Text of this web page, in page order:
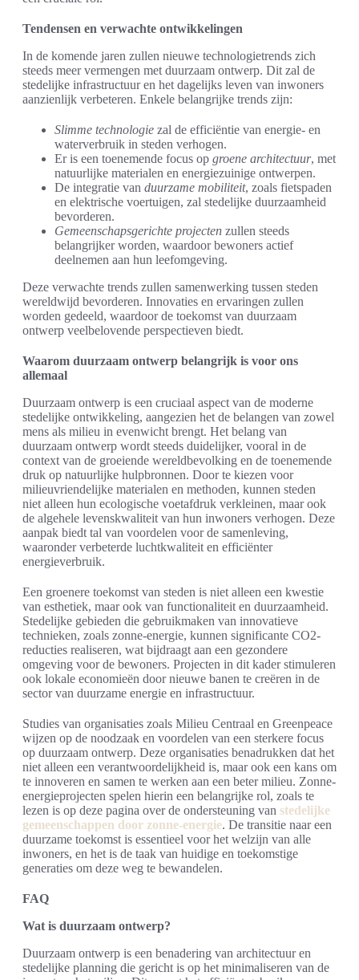
Tendensen en verwachte ontwikkelingen
In de komende jaren zullen nieuwe technologietrends zich
steeds meer vermengen met duurzaam ontwerp. Dit zal de
stedelijke infrastructuur en het dagelijks leven van inwoners
aanzienlijk verbeteren. Enkele belangrijke trends zijn:
Slimme technologie zal de efficiëntie van energie- en
waterverbruik in steden verhogen.
Er is een toenemende focus op groene architectuur, met
natuurlijke materialen en energiezuinige ontwerpen.
De integratie van duurzame mobiliteit, zoals fietspaden
en elektrische voertuigen, zal stedelijke duurzaamheid
bevorderen.
Gemeenschapsgerichte projecten zullen steeds
belangrijker worden, waardoor bewoners actief
deelnemen aan hun leefomgeving.
Deze verwachte trends zullen samenwerking tussen steden
wereldwijd bevorderen. Innovaties en ervaringen zullen
worden gedeeld, waardoor de toekomst van duurzaam
ontwerp veelbelovende perspectieven biedt.
Waarom duurzaam ontwerp belangrijk is voor ons
allemaal
Duurzaam ontwerp is een cruciaal aspect van de moderne
stedelijke ontwikkeling, aangezien het de belangen van zowel
mens als milieu in evenwicht brengt. Het belang van
duurzaam ontwerp wordt steeds duidelijker, vooral in de
context van de groeiende wereldbevolking en de toenemende
druk op natuurlijke hulpbronnen. Door te kiezen voor
milieuvriendelijke materialen en methoden, kunnen steden
niet alleen hun ecologische voetafdruk verkleinen, maar ook
de algehele levenskwaliteit van hun inwoners verhogen. Deze
aanpak biedt tal van voordelen voor de samenleving,
waaronder verbeterde luchtkwaliteit en efficiënter
energieverbruik.
Een groenere toekomst van steden is niet alleen een kwestie
van esthetiek, maar ook van functionaliteit en duurzaamheid.
Stedelijke gebieden die gebruikmaken van innovatieve
technieken, zoals zonne-energie, kunnen significante CO2-
reducties realiseren, wat bijdraagt aan een gezondere
omgeving voor de bewoners. Projecten in dit kader stimuleren
ook lokale economieën door nieuwe banen te creëren in de
sector van duurzame energie en infrastructuur.
Studies van organisaties zoals Milieu Centraal en Greenpeace
wijzen op de noodzaak en voordelen van een sterkere focus
op duurzaam ontwerp. Deze organisaties benadrukken dat het
niet alleen een verantwoordelijkheid is, maar ook een kans om
te innoveren en samen te werken aan een beter milieu. Zonne-
energieprojecten spelen hierin een belangrijke rol, zoals te
lezen is op deze pagina over de ondersteuning van stedelijke
gemeenschappen door zonne-energie. De transitie naar een
duurzame toekomst is essentieel voor het welzijn van alle
inwoners, en het is de taak van huidige en toekomstige
generaties om deze weg te bewandelen.
FAQ
Wat is duurzaam ontwerp?
Duurzaam ontwerp is een benadering van architectuur en
stedelijke planning die gericht is op het minimaliseren van de